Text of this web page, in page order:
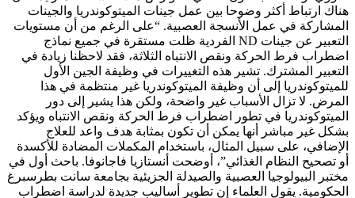
هناك ارتباط أكثر وضوحا بين عمل جينات الميتوكوندريا والجينات
المشاركة في عمل الأنسجة العصبية. “على الرغم من أن مستويات
التعبير عن جينات ND الفردية ظلت مستقرة في جميع نماذج
اضطراب فرط الحركة ونقص الانتباه الثلاثة، فقد لاحظنا زيادة في
التعبير المشترك. تشير هذه التغييرات في وظيفة الجين الأول
للميتوكوندريا إلى أن وظيفة الميتوكوندريا غير منتظمة في هذا
المرض. لا تزال الأسباب غير واضحة، ولكن هذا يشير إلى دور
الميتوكوندريا في تطور اضطراب فرط الحركة ونقص الانتباه ويؤكد
بشكل غير مباشر أنها يمكن أن تكون بمثابة هدف واعد للعلاج
الإضافي، على سبيل المثال، باستخدام المكملات المضادة للأكسدة
أو تصحيح النظام الغذائي”، أوضحت أنستازيا فاجانوفا. باحث أول في
مختبر البيولوجيا العصبية والصيدلة الجزيئية بجامعة سانت بطرسبرغ
الحكومية. يقول العلماء إن تطوير أساليب جديدة لدراسة اضطراب